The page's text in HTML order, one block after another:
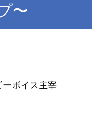
〜
ボイス主宰